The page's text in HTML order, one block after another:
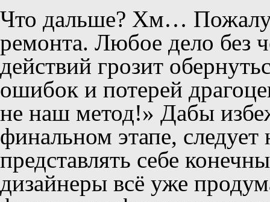
Что дальше? Хм…
ремонта. Любое дело без
действий грозит
ошибок и потерей
не наш метод!» Дабы
финальном этапе, следует
представлять себе
дизайнеры всё уже